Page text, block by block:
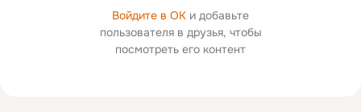
Войдите в ОК и добавьте
пользователя в друзья, чтобы
посмотреть его контент